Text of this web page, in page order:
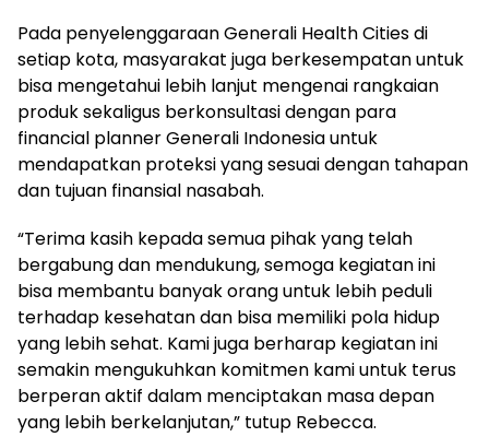
Pada penyelenggaraan Generali Health Cities di
setiap kota, masyarakat juga berkesempatan untuk
bisa mengetahui lebih lanjut mengenai rangkaian
produk sekaligus berkonsultasi dengan para
financial planner Generali Indonesia untuk
mendapatkan proteksi yang sesuai dengan tahapan
dan tujuan finansial nasabah.
“Terima kasih kepada semua pihak yang telah
bergabung dan mendukung, semoga kegiatan ini
bisa membantu banyak orang untuk lebih peduli
terhadap kesehatan dan bisa memiliki pola hidup
yang lebih sehat. Kami juga berharap kegiatan ini
semakin mengukuhkan komitmen kami untuk terus
berperan aktif dalam menciptakan masa depan
yang lebih berkelanjutan,” tutup Rebecca.